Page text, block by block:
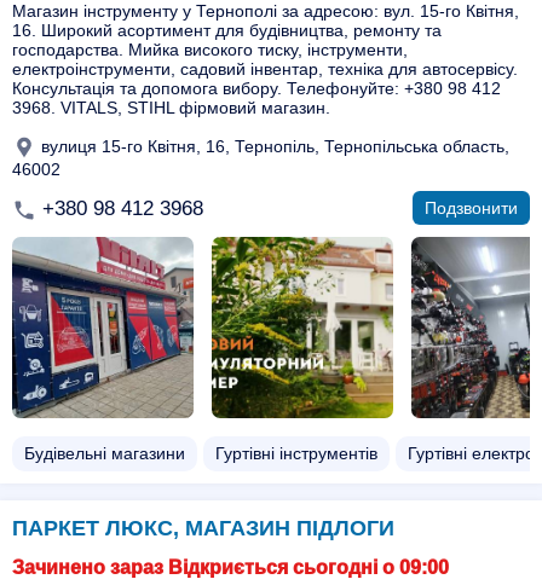
Магазин інструменту у Тернополі за адресою: вул. 15-го Квітня,
16. Широкий асортимент для будівництва, ремонту та
господарства. Мийка високого тиску, інструменти,
електроінструменти, садовий інвентар, техніка для автосервісу.
Консультація та допомога вибору. Телефонуйте: +380 98 412
3968. VITALS, STIHL фірмовий магазин.
вулиця 15-го Квітня, 16, Тернопіль, Тернопільська область,
46002
+380 98 412 3968 Подзвонити
Будівельні магазини Гуртівні інструментів Гуртівні
ПАРКЕТ ЛЮКС, МАГАЗИН ПIДЛОГИ
Зачинено зараз Відкриється сьогодні о 09:00